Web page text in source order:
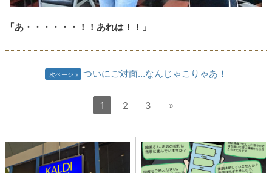
「あ・・・・・・！！あれは！！」
次ページ ついにご対面…なんじゃこりゃあ！
1 2 3 »